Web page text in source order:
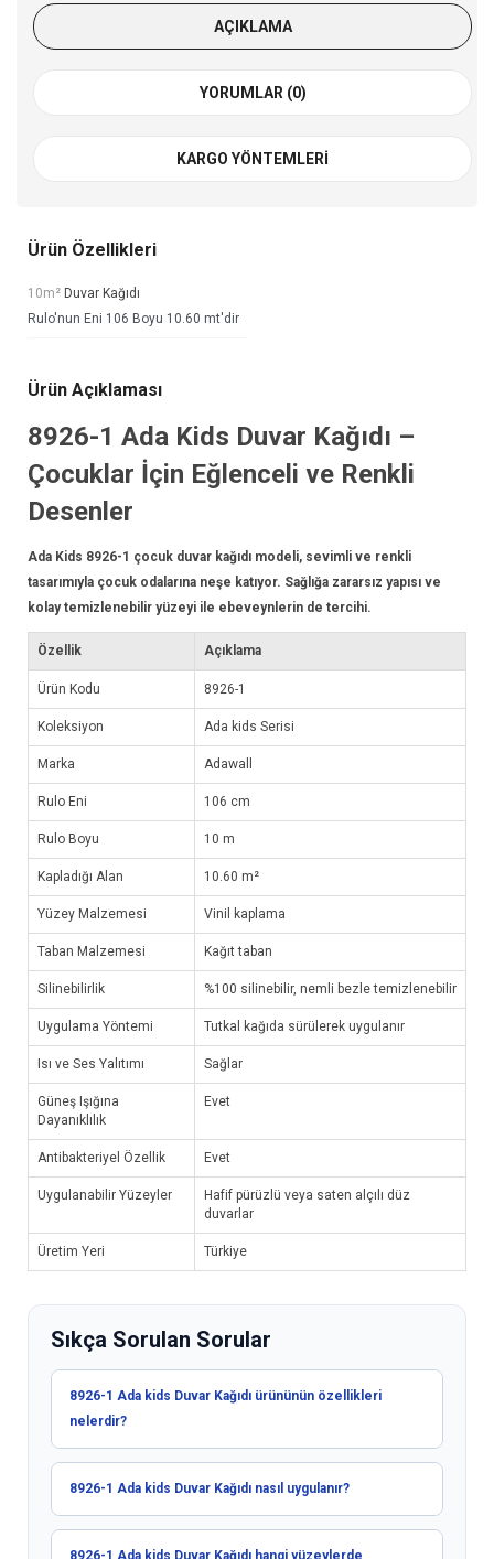
AÇIKLAMA
YORUMLAR (0)
KARGO YÖNTEMLERI
Ürün Özellikleri
10m² Duvar Kağıdı
Rulo'nun Eni 106 Boyu 10.60 mt'dir
Ürün Açıklaması
8926-1 Ada Kids Duvar Kağıdı –
Çocuklar İçin Eğlenceli ve Renkli
Desenler
Ada Kids 8926-1 çocuk duvar kağıdı modeli, sevimli ve renkli
tasarımıyla çocuk odalarına neşe katıyor. Sağlığa zararsız yapısı ve
kolay temizlenebilir yüzeyi ile ebeveynlerin de tercihi.
Özellik Açıklama
Ürün Kodu 8926-1
Koleksiyon Ada kids Serisi
Marka Adawall
Rulo Eni 106 cm
Rulo Boyu 10 m
Kapladığı Alan 10.60 m²
Yüzey Malzemesi Vinil kaplama
Taban Malzemesi Kağıt taban
Silinebilirlik %100 silinebilir, nemli bezle temizlenebilir
Uygulama Yöntemi Tutkal kağıda sürülerek uygulanır
Isı ve Ses Yalıtımı Sağlar
Güneş Işığına
Dayanıklılık
Evet
Antibakteriyel Özellik Evet
Uygulanabilir Yüzeyler
Hafif pürüzlü veya saten alçılı düz
duvarlar
Üretim Yeri Türkiye
Sıkça Sorulan Sorular
8926-1 Ada kids Duvar Kağıdı ürününün özellikleri
nelerdir?
8926-1 Ada kids Duvar Kağıdı nasıl uygulanır?
8926-1 Ada kids Duvar Kağıdı hangi yüzeylerde